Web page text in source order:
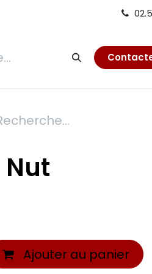
Ajouter au panier